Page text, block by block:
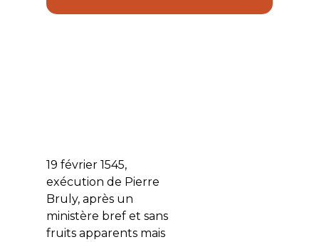
19 février 1545,
exécution de Pierre
Bruly, après un
ministère bref et sans
fruits apparents mais